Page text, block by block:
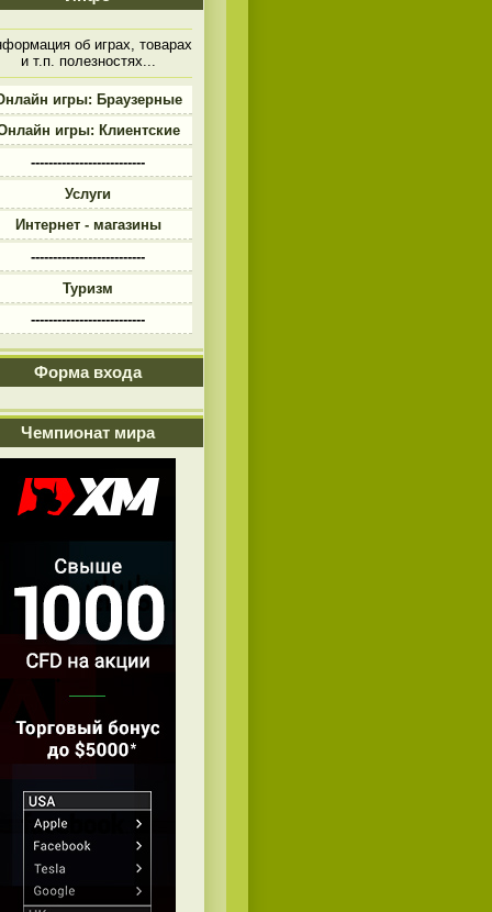
об играх, товарах
и т.п. полезностях...
игры: Браузерные
игры: Клиентские
--------------------------
Услуги
Интернет - магазины
--------------------------
Туризм
--------------------------
Форма входа
Чемпионат мира